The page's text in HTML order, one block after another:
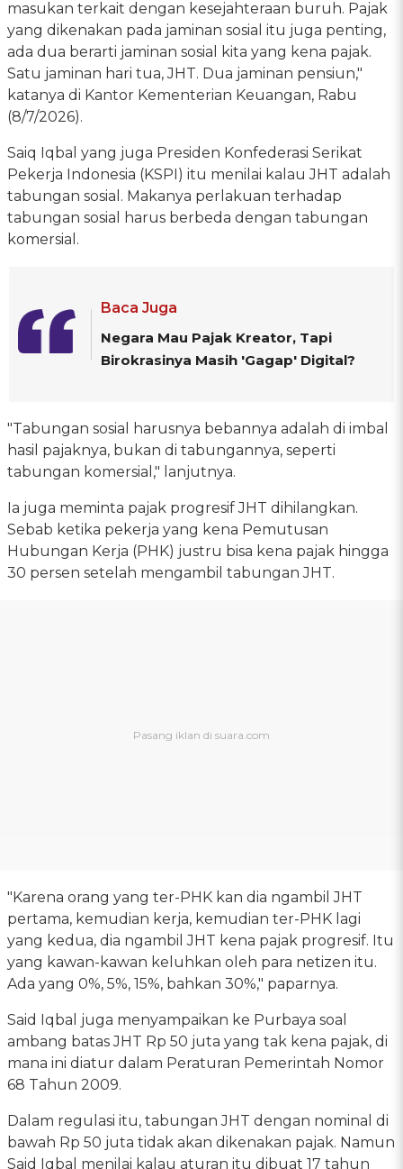
masukan terkait dengan kesejahteraan buruh. Pajak
yang dikenakan pada jaminan sosial itu juga penting,
ada dua berarti jaminan sosial kita yang kena pajak.
Satu jaminan hari tua, JHT. Dua jaminan pensiun,"
katanya di Kantor Kementerian Keuangan, Rabu
(8/7/2026).
Saiq Iqbal yang juga Presiden Konfederasi Serikat
Pekerja Indonesia (KSPI) itu menilai kalau JHT adalah
tabungan sosial. Makanya perlakuan terhadap
tabungan sosial harus berbeda dengan tabungan
komersial.
Baca Juga
Negara Mau Pajak Kreator, Tapi
Birokrasinya Masih 'Gagap' Digital?
"Tabungan sosial harusnya bebannya adalah di imbal
hasil pajaknya, bukan di tabungannya, seperti
tabungan komersial," lanjutnya.
Ia juga meminta pajak progresif JHT dihilangkan.
Sebab ketika pekerja yang kena Pemutusan
Hubungan Kerja (PHK) justru bisa kena pajak hingga
30 persen setelah mengambil tabungan JHT.
"Karena orang yang ter-PHK kan dia ngambil JHT
pertama, kemudian kerja, kemudian ter-PHK lagi
yang kedua, dia ngambil JHT kena pajak progresif. Itu
yang kawan-kawan keluhkan oleh para netizen itu.
Ada yang 0%, 5%, 15%, bahkan 30%," paparnya.
Said Iqbal juga menyampaikan ke Purbaya soal
ambang batas JHT Rp 50 juta yang tak kena pajak, di
mana ini diatur dalam Peraturan Pemerintah Nomor
68 Tahun 2009.
Dalam regulasi itu, tabungan JHT dengan nominal di
bawah Rp 50 juta tidak akan dikenakan pajak. Namun
Said Iqbal menilai kalau aturan itu dibuat 17 tahun